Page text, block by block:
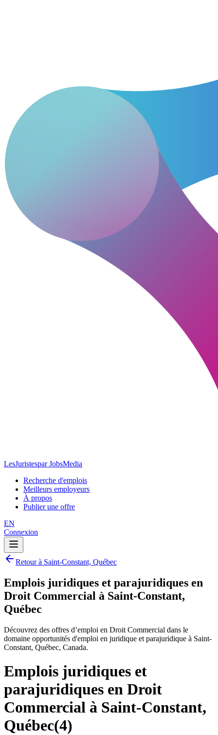
LesJuristespar JobsMedia
Recherche d'emplois
Meilleurs employeurs
À propos
Publier une offre
EN
Connexion
Retour à Saint-Constant, Québec
Emplois juridiques et parajuridiques en
Droit Commercial à Saint-Constant,
Québec
Découvrez des offres d’emploi en Droit Commercial dans le
domaine opportunités d'emploi en juridique et parajuridique à Saint-
Constant, Québec, Canada.
Emplois juridiques et
parajuridiques en Droit
Commercial à Saint-Constant,
Québec(4)